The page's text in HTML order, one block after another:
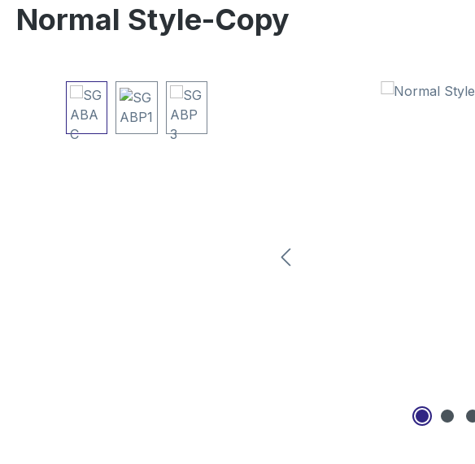
Normal Style-Copy
Bildergalerie überspringen